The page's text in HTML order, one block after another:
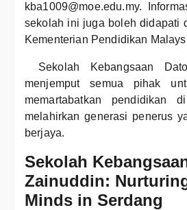
kba1009@moe.edu.my.
sekolah ini juga boleh didapati
Kementerian Pendidikan
Sekolah Kebangsaan
menjemput semua pihak
memartabatkan pendidikan
melahirkan generasi penerus
berjaya.
Sekolah
Zainuddin:
Minds in Serdang